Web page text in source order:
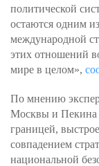
политической
остаются одним
международной
этих отношений
мире в целом»,
По мнению
Москвы и Пекина
границей,
совпадением
национальной